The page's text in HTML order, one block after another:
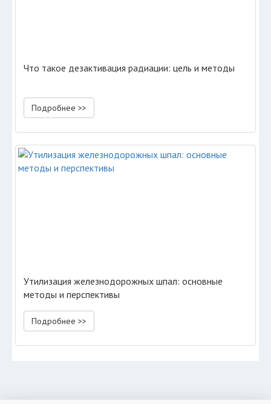
Что такое дезактивация радиации: цель и методы
Подробнее >>
Утилизация железнодорожных шпал: основные
методы и перспективы
Подробнее >>